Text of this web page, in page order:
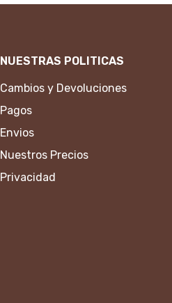
NUESTRAS POLITICAS
Cambios y Devoluciones
Pagos
Envios
Nuestros Precios
Privacidad